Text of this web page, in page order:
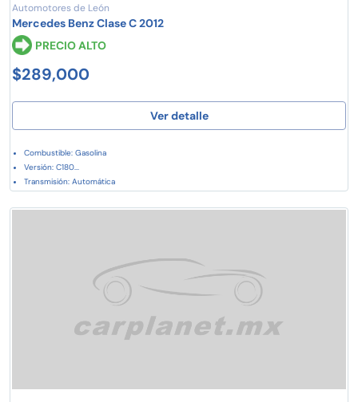
Automotores de León
Mercedes Benz Clase C 2012
PRECIO ALTO
$289,000
Ver detalle
Combustible: Gasolina
Versión: C180...
Transmisión: Automática